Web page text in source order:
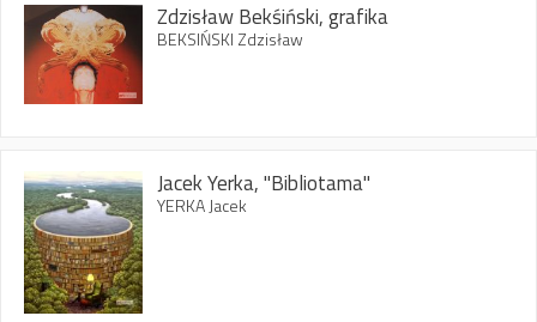
Zdzisław Bekśiński, grafika
BEKSIŃSKI Zdzisław
Jacek Yerka, "Bibliotama"
YERKA Jacek